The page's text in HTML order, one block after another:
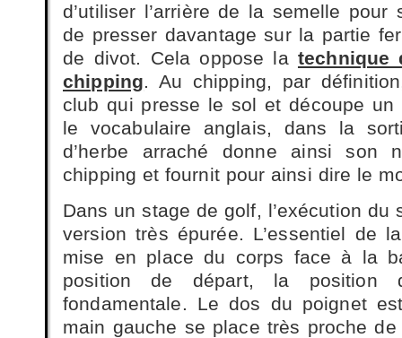
d’utiliser l’arrière de la semelle pour
de presser davantage sur la partie
de divot. Cela oppose la technique
chipping. Au chipping, par
club qui presse le sol et découpe
le vocabulaire anglais, dans la
d’herbe arraché donne ainsi son
chipping et fournit pour ainsi dire le
Dans un stage de golf, l’exécution du
version très épurée. L’essentiel de
mise en place du corps face à la
position de départ, la position
fondamentale. Le dos du poignet
main gauche se place très proche